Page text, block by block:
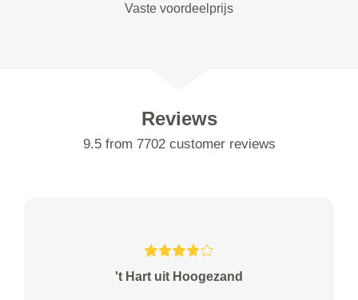
Vaste voordeelprijs
Reviews
9.5 from 7702 customer reviews
't Hart uit Hoogezand